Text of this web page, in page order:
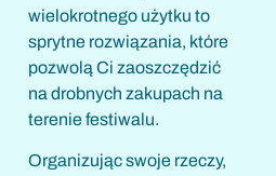
wielokrotnego użytku to
sprytne rozwiązania, które
pozwolą Ci zaoszczędzić
na drobnych zakupach na
terenie festiwalu.
Organizując swoje rzeczy,